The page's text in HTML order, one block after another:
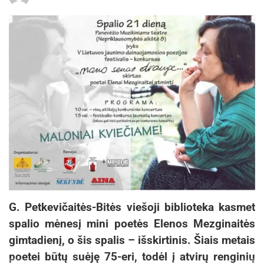
G. Petkevičaitės-Bitės viešoji biblioteka kasmet
spalio mėnesį mini poetės Elenos Mezginaitės
gimtadienį, o šis spalis – išskirtinis. Šiais metais
poetei būtų suėję 75-eri, todėl į atvirų renginių